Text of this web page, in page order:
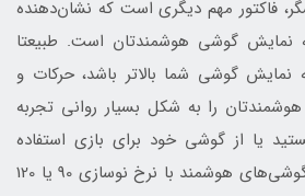
فاکتور مهم دیگری است که نشان‌دهنده
نمایش گوشی هوشمندتان است. طبیعتا
گوشی شما بالاتر باشد، حرکات و
را به شکل بسیار روانی تجربه
یا از گوشی خود برای بازی استفاده
‌می‌کنید، توصیه می‌کنیم گوشی‌های هوشمند با نرخ نوسازی 90 یا 120